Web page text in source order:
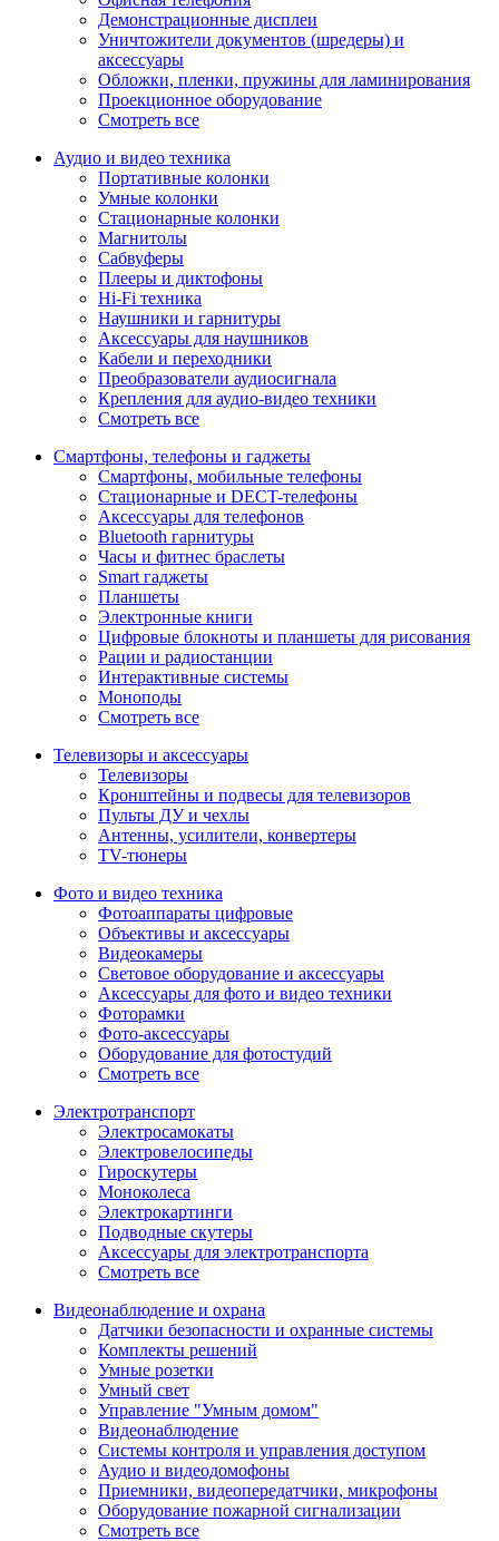
Демонстрационные дисплеи
Уничтожители документов (шредеры) и
аксессуары
Обложки, пленки, пружины для ламинирования
Проекционное оборудование
Смотреть все
Аудио и видео техника
Портативные колонки
Умные колонки
Стационарные колонки
Магнитолы
Сабвуферы
Плееры и диктофоны
Hi-Fi техника
Наушники и гарнитуры
Аксессуары для наушников
Кабели и переходники
Преобразователи аудиосигнала
Крепления для аудио-видео техники
Смотреть все
Смартфоны, телефоны и гаджеты
Смартфоны, мобильные телефоны
Стационарные и DECT-телефоны
Аксессуары для телефонов
Bluetooth гарнитуры
Часы и фитнес браслеты
Smart гаджеты
Планшеты
Электронные книги
Цифровые блокноты и планшеты для рисования
Рации и радиостанции
Интерактивные системы
Моноподы
Смотреть все
Телевизоры и аксессуары
Телевизоры
Кронштейны и подвесы для телевизоров
Пульты ДУ и чехлы
Антенны, усилители, конвертеры
TV-тюнеры
Фото и видео техника
Фотоаппараты цифровые
Объективы и аксессуары
Видеокамеры
Световое оборудование и аксессуары
Аксессуары для фото и видео техники
Фоторамки
Фото-аксессуары
Оборудование для фотостудий
Смотреть все
Электротранспорт
Электросамокаты
Электровелосипеды
Гироскутеры
Моноколеса
Электрокартинги
Подводные скутеры
Аксессуары для электротранспорта
Смотреть все
Видеонаблюдение и охрана
Датчики безопасности и охранные системы
Комплекты решений
Умные розетки
Умный свет
Управление "Умным домом"
Видеонаблюдение
Системы контроля и управления доступом
Аудио и видеодомофоны
Приемники, видеопередатчики, микрофоны
Оборудование пожарной сигнализации
Смотреть все